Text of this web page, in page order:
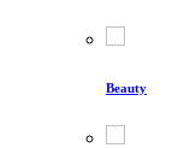
Beauty